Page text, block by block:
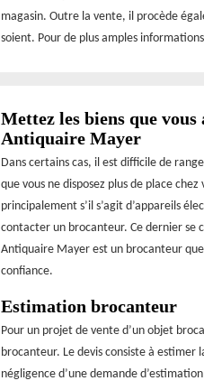
magasin. Outre la vente, il procède
soient. Pour de plus amples
Mettez les biens que
Antiquaire Mayer
Dans certains cas, il est difficile de
que vous ne disposez plus de place
principalement s’il s’agit d’appareils
contacter un brocanteur. Ce dernier se
Antiquaire Mayer est un brocanteur
confiance.
Estimation brocanteur
Pour un projet de vente d’un objet
brocanteur. Le devis consiste à
négligence d’une demande